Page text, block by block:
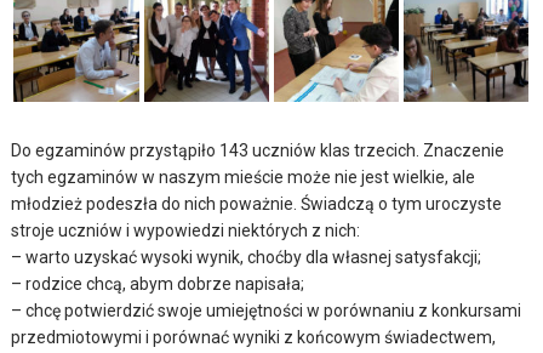
Do egzaminów przystąpiło 143 uczniów klas trzecich. Znaczenie
tych egzaminów w naszym mieście może nie jest wielkie, ale
młodzież podeszła do nich poważnie. Świadczą o tym uroczyste
stroje uczniów i wypowiedzi niektórych z nich:
– warto uzyskać wysoki wynik, choćby dla własnej satysfakcji;
– rodzice chcą, abym dobrze napisała;
– chcę potwierdzić swoje umiejętności w porównaniu z konkursami
przedmiotowymi i porównać wyniki z końcowym świadectwem,